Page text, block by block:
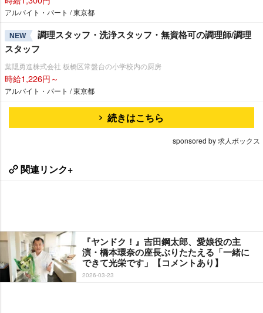
アルバイト・パート / 東京都
NEW
調理スタッフ・洗浄スタッフ・無資格可の調理師/調理
スタッフ
葉隠勇進株式会社 板橋区常盤台の小学校内の厨房
時給1,226円～
アルバイト・パート / 東京都
続きはこちら
sponsored by 求人ボックス
関連リンク+
『ヤンドク！』吉田鋼太郎、愛娘役の主
演・橋本環奈の座長ぶりたたえる「一緒に
できて光栄です」【コメントあり】
2026-03-23